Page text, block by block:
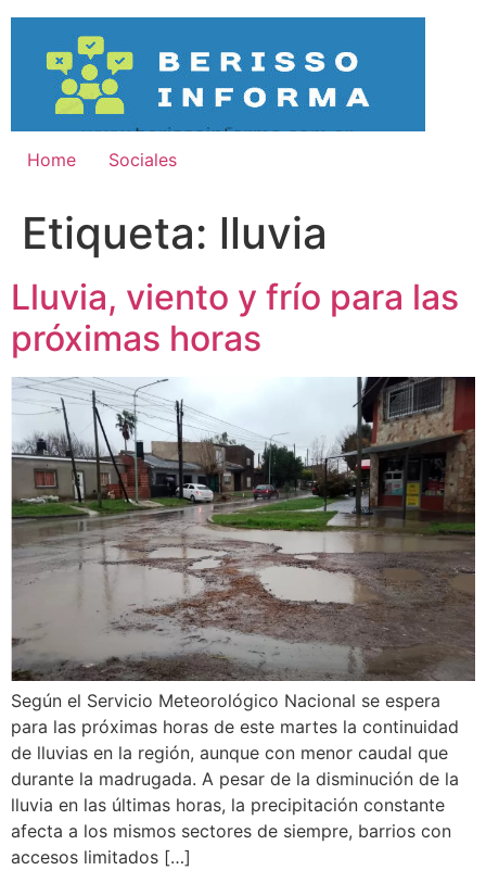
contenido
Home Sociales
Etiqueta: lluvia
Lluvia, viento y frío para las
próximas horas
Según el Servicio Meteorológico Nacional se espera
para las próximas horas de este martes la continuidad
de lluvias en la región, aunque con menor caudal que
durante la madrugada. A pesar de la disminución de la
lluvia en las últimas horas, la precipitación constante
afecta a los mismos sectores de siempre, barrios con
accesos limitados […]